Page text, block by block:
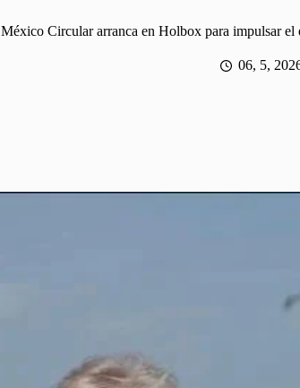
México Circular arranca en Holbox para impulsar
06, 5,